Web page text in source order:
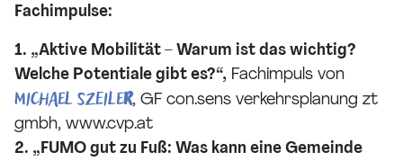
Fachimpulse:
1. „Aktive Mobilität – Warum ist das wichtig?
Welche Potentiale gibt es?“, Fachimpuls von
Michael Szeiler, GF con.sens verkehrsplanung zt
gmbh, www.cvp.at
2. „FUMO gut zu Fuß: Was kann eine Gemeinde